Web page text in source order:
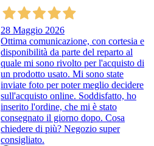
28 Maggio 2026
Ottima comunicazione, con cortesia e
disponibilità da parte del reparto al
quale mi sono rivolto per l'acquisto di
un prodotto usato. Mi sono state
inviate foto per poter meglio decidere
sull'acquisto online. Soddisfatto, ho
inserito l'ordine, che mi è stato
consegnato il giorno dopo. Cosa
chiedere di più? Negozio super
consigliato.